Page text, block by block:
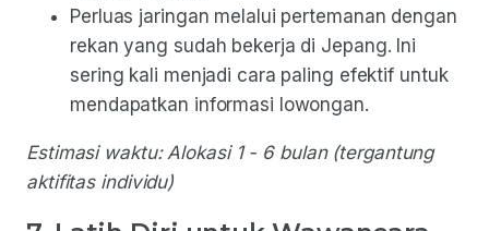
Perluas jaringan melalui pertemanan dengan
rekan yang sudah bekerja di Jepang. Ini
sering kali menjadi cara paling efektif untuk
mendapatkan informasi lowongan.
Estimasi waktu: Alokasi 1 - 6 bulan (tergantung
aktifitas individu)